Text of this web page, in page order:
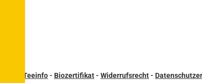
Teeinfo- Biozertifikat- Widerrufsrecht-